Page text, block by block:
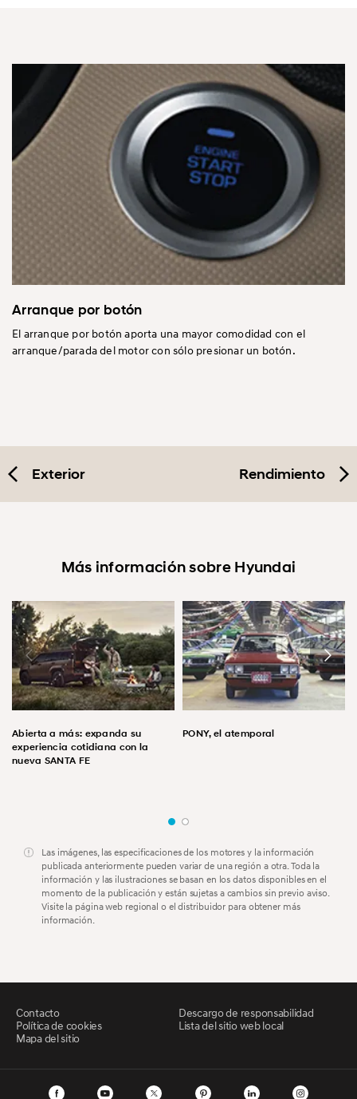
Arranque por botón
El arranque por botón aporta una mayor comodidad con el
arranque/parada del motor con sólo presionar un botón.
Exterior Rendimiento
Más información sobre Hyundai
Abierta a más: expanda su
experiencia cotidiana con la
nueva SANTA FE
PONY, el atemporal
Las imágenes, las especificaciones de los motores y la información
publicada anteriormente pueden variar de una región a otra. Toda la
información y las ilustraciones se basan en los datos disponibles en el
momento de la publicación y están sujetas a cambios sin previo aviso.
Visite la página web regional o el distribuidor para obtener más
información.
Contacto
Descargo de responsabilidad
Política de cookies
Lista del sitio web local
Mapa del sitio